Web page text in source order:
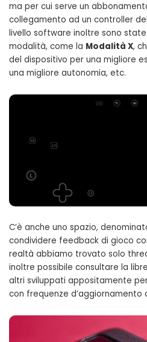
ma per cui serve un
collegamento ad un controller
livello software inoltre sono
modalità, come la Modalità X,
del dispositivo per una migliore
una migliore autonomia, etc.
C’è anche uno spazio,
condividere feedback di gioco
realtà abbiamo trovato solo
inoltre possibile consultare la
altri sviluppati appositamente
con frequenze d’aggiornamento